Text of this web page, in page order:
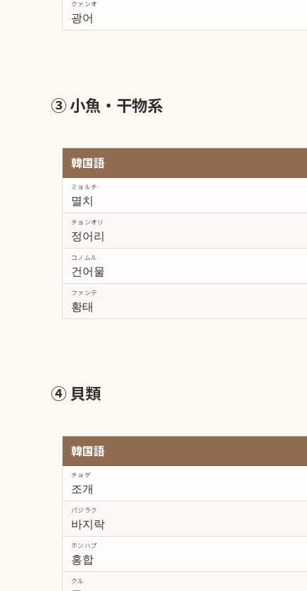
광어
クァンオ
③ 小魚・干物系
韓国語
멸치
ミョルチ
정어리
チョンオリ
건어물
コノムル
황태
ファンテ
④ 貝類
韓国語
조개
チョゲ
바지락
パジラク
홍합
ホンハプ
クル